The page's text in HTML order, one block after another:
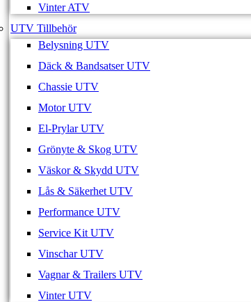
Vinter ATV
UTV Tillbehör
Belysning UTV
Däck & Bandsatser UTV
Chassie UTV
Motor UTV
El-Prylar UTV
Grönyte & Skog UTV
Väskor & Skydd UTV
Lås & Säkerhet UTV
Performance UTV
Service Kit UTV
Vinschar UTV
Vagnar & Trailers UTV
Vinter UTV